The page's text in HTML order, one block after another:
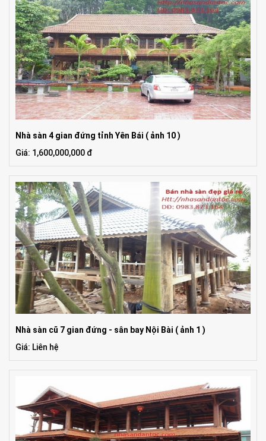
Nhà sàn 4 gian đứng tỉnh Yên Bái ( ảnh 10 )
Giá: 1,600,000,000 đ
Nhà sàn cũ 7 gian đứng - sân bay Nội Bài ( ảnh 1 )
Giá: Liên hệ